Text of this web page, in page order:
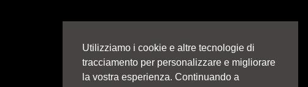
Utilizziamo i cookie e altre tecnologie di
tracciamento per personalizzare e migliorare
la vostra esperienza. Continuando a